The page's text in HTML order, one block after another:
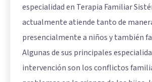
especialidad en Terapia Familiar
actualmente atiende tanto de
presencialmente a niños y también
Algunas de sus principales
intervención son los conflictos